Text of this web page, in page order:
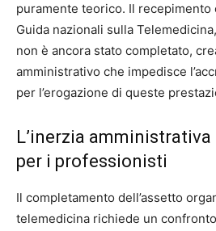
puramente teorico. Il recepimento
Guida nazionali sulla
non è ancora stato completato,
amministrativo che impedisce
per l’erogazione di queste
L’inerzia
per i professionisti
Il completamento dell’assetto
telemedicina richiede un